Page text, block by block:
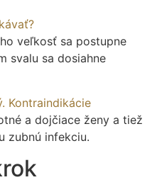
veľkosť sa postupne
svalu sa dosiahne
Kontraindikácie
a dojčiace ženy a tiež
zubnú infekciu.